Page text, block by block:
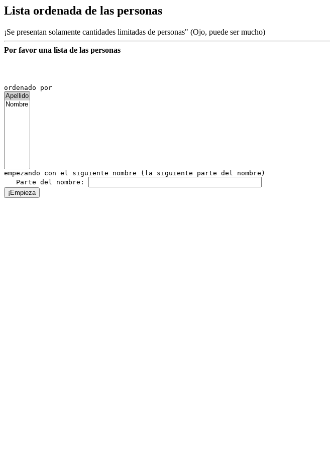
Lista ordenada de las personas
¡Se presentan solamente cantidades limitadas de personas" (Ojo, puede ser mucho)
Por favor una lista de las personas
empezando con el siguiente nombre (la siguiente parte del nombre)
   Parte del nombre: